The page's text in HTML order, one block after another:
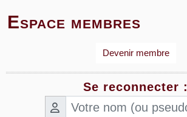
Espace membres
Devenir membre
Se reconnecter :